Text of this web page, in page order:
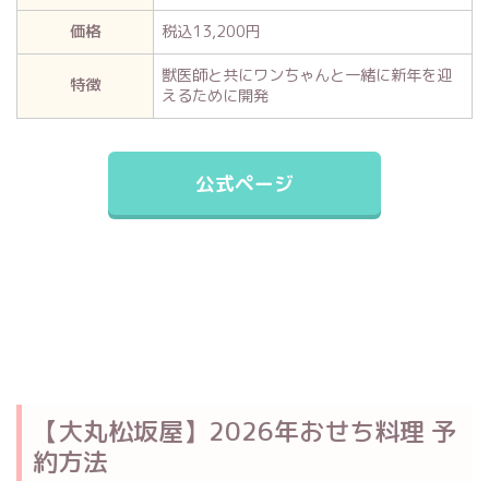
価格
税込13,200円
特徴
獣医師と共にワンちゃんと一緒に新年を迎
えるために開発
公式ページ
【大丸松坂屋】2026年おせち料理 予
約方法